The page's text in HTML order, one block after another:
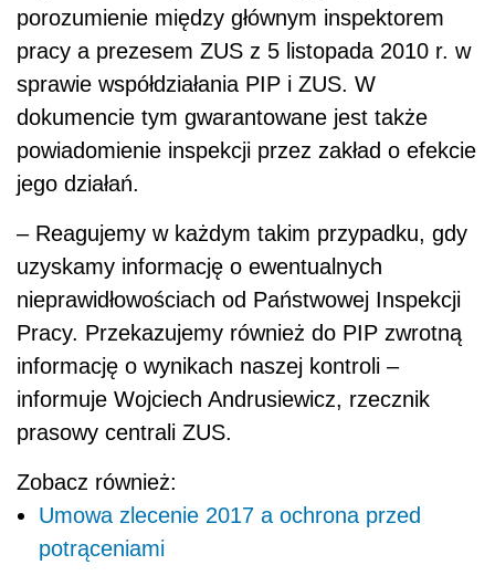
porozumienie między głównym inspektorem
pracy a prezesem ZUS z 5 listopada 2010 r. w
sprawie współdziałania PIP i ZUS. W
dokumencie tym gwarantowane jest także
powiadomienie inspekcji przez zakład o efekcie
jego działań.
– Reagujemy w każdym takim przypadku, gdy
uzyskamy informację o ewentualnych
nieprawidłowościach od Państwowej Inspekcji
Pracy. Przekazujemy również do PIP zwrotną
informację o wynikach naszej kontroli –
informuje Wojciech Andrusiewicz, rzecznik
prasowy centrali ZUS.
Zobacz również:
Umowa zlecenie 2017 a ochrona przed
potrąceniami